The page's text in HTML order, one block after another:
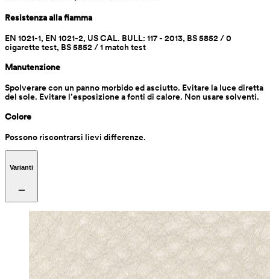
Resistenza alla fiamma
EN 1021-1, EN 1021-2, US CAL. BULL: 117 - 2013, BS 5852 / 0
cigarette test, BS 5852 / 1 match test
Manutenzione
Spolverare con un panno morbido ed asciutto. Evitare la luce diretta
del sole. Evitare l’esposizione a fonti di calore. Non usare solventi.
Colore
Possono riscontrarsi lievi differenze.
Varianti